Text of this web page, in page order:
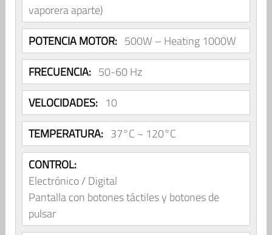
vaporera aparte)
POTENCIA MOTOR: 500W – Heating 1000W
FRECUENCIA: 50-60 Hz
VELOCIDADES: 10
TEMPERATURA: 37°C ~ 120°C
CONTROL:
Electrónico / Digital
Pantalla con botones táctiles y botones de
pulsar